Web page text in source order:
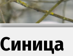
Синица